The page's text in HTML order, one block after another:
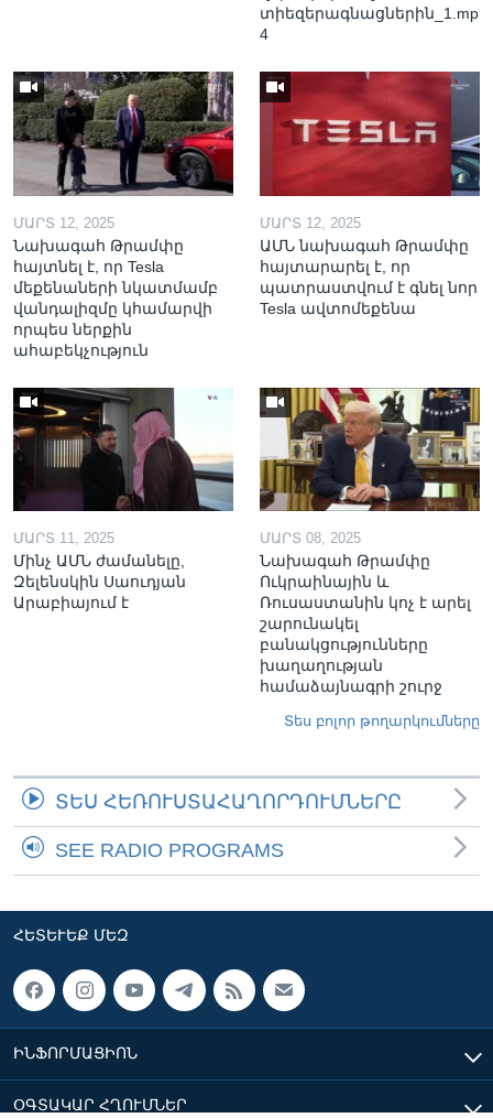
տիեզերագնացներին_1.mp
4
ՄԱՐՏ 12, 2025
Նախագահ Թրամփը
հայտնել է, որ Tesla
մեքենաների նկատմամբ
վանդալիզմը կհամարվի
որպես ներքին
ահաբեկչություն
ՄԱՐՏ 12, 2025
ԱՄՆ նախագահ Թրամփը
հայտարարել է, որ
պատրաստվում է գնել նոր
Tesla ավտոմեքենա
ՄԱՐՏ 11, 2025
Մինչ ԱՄՆ ժամանելը,
Զելենսկին Սաուդյան
Արաբիայում է
ՄԱՐՏ 08, 2025
Նախագահ Թրամփը
Ուկրաինային և
Ռուսաստանին կոչ է արել
շարունակել
բանակցությունները
խաղաղության
համաձայնագրի շուրջ
Տես բոլոր թողարկումները
ՏԵՍ ՀԵՌՈՒՍՏԱՀԱՂՈՐԴՈՒՄՆԵՐԸ
SEE RADIO PROGRAMS
ՀԵՏԵՒԵՔ ՄԵԶ
ԻՆՖՈՐՄԱՑԻՈՆ
ՕԳՏԱԿԱՐ ՀՂՈՒՄՆԵՐ